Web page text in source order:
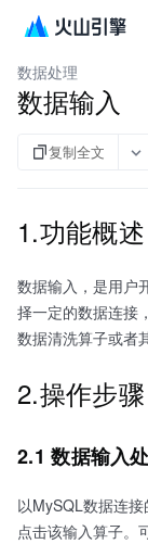
客户数据平台（私
数据处理
数据输入
复制全文
1.功能概述
数据输入，是用户
择一定的数据连接
数据清洗算子或者
2.操作步骤
2.1 数据输入
以MySQL数据连
点击该输入算子。